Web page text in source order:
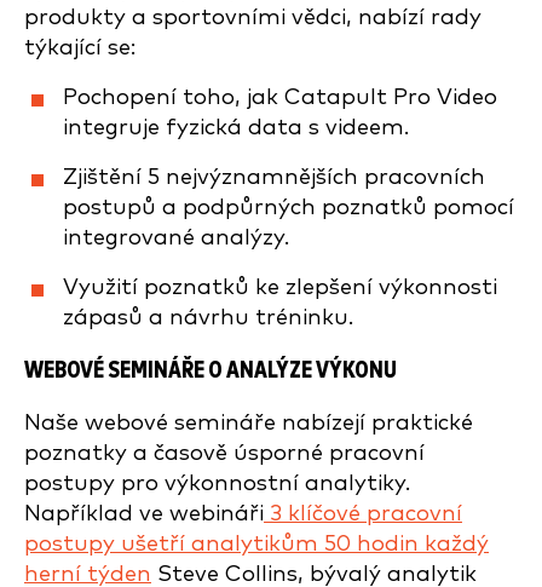
produkty a sportovními vědci, nabízí rady
týkající se:
Pochopení toho, jak Catapult Pro Video
integruje fyzická data s videem.
Zjištění 5 nejvýznamnějších pracovních
postupů a podpůrných poznatků pomocí
integrované analýzy.
Využití poznatků ke zlepšení výkonnosti
zápasů a návrhu tréninku.
WEBOVÉ SEMINÁŘE O ANALÝZE VÝKONU
Naše webové semináře nabízejí praktické
poznatky a časově úsporné pracovní
postupy pro výkonnostní analytiky.
Například ve webináři 3 klíčové pracovní
postupy ušetří analytikům 50 hodin každý
herní týden Steve Collins, bývalý analytik